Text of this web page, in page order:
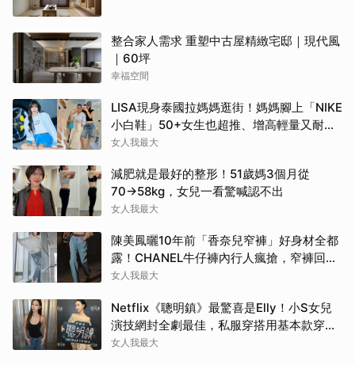
整合家人需求 重塑中古屋精緻宅邸｜現代風
｜60坪
幸福空間
LISA現身泰國拉媽媽逛街！媽媽腳上「NIKE
小白鞋」50+女生也超推、增高輕量又耐
走！
女人我最大
減肥就是最好的整形！51歲媽3個月從
70→58kg，女兒一看驚喊認不出
女人我最大
陳美鳳曬10年前「香奈兒窄褲」好身材全都
露！CHANEL牛仔褲內行人瘋搶，窄褲回歸
必看這幾條
女人我最大
Netflix《聰明鎮》最驚喜是Elly！小S女兒
演技網封全劇最佳，私服穿搭用基本款穿出
高級感
女人我最大